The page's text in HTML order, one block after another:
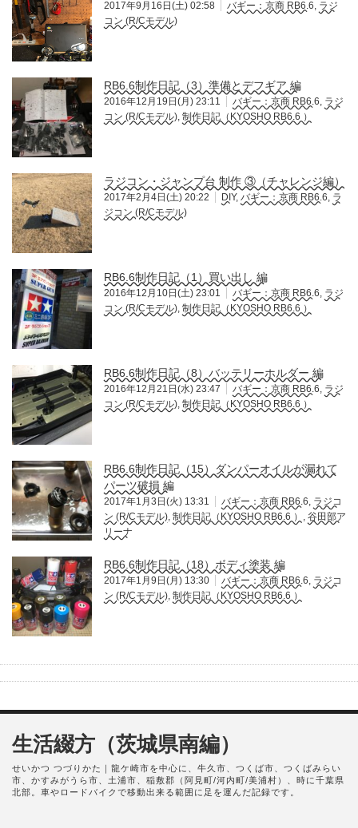
2017年9月16日(土) 02:58 バギー：京商 RB6.6 ラジ
コン (R/Cモデル)
RB6.6制作日記（3）準備とデフギア 編
2016年12月19日(月) 23:11 バギー：京商 RB6.6 ラジ
コン (R/Cモデル) 制作日記（KYOSHO RB6.6 ）
ラジコン・ジャンプ台 制作 ③（チャレンジ編）
2017年2月4日(土) 20:22 DIY, バギー：京商 RB6.6 ラ
ジコン (R/Cモデル)
RB6.6制作日記（1）買い出し 編
2016年12月10日(土) 23:01 バギー：京商 RB6.6 ラジ
コン (R/Cモデル) 制作日記（KYOSHO RB6.6 ）
RB6.6制作日記（8）バッテリーホルダー 編
2016年12月21日(水) 23:47 バギー：京商 RB6.6 ラジ
コン (R/Cモデル) 制作日記（KYOSHO RB6.6 ）
RB6.6制作日記（15）ダンパーオイルが漏れて
パーツ破損 編
2017年1月3日(火) 13:31 バギー：京商 RB6.6 ラジコ
ン (R/Cモデル) 制作日記（KYOSHO RB6.6 ）
谷田部ア
リーナ
RB6.6制作日記（18）ボディ塗装 編
2017年1月9日(月) 13:30 バギー：京商 RB6.6 ラジコ
ン (R/Cモデル) 制作日記（KYOSHO RB6.6 ）
生活綴方（茨城県南編）
せいかつ つづりかた｜龍ケ崎市を中心に、牛久市、つくば市、つくばみらい
市、かすみがうら市、土浦市、稲敷郡（阿見町/河内町/美浦村）、時に千葉県
北部。車やロードバイクで移動出来る範囲に足を運んだ記録です。